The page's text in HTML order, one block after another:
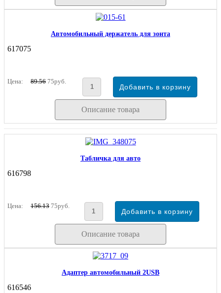
Автомобильный держатель для зонта
617075
Цена: 89.56 75руб.
Описание товара
Табличка для авто
616798
Цена: 156.13 75руб.
Описание товара
Адаптер автомобильный 2USB
616546